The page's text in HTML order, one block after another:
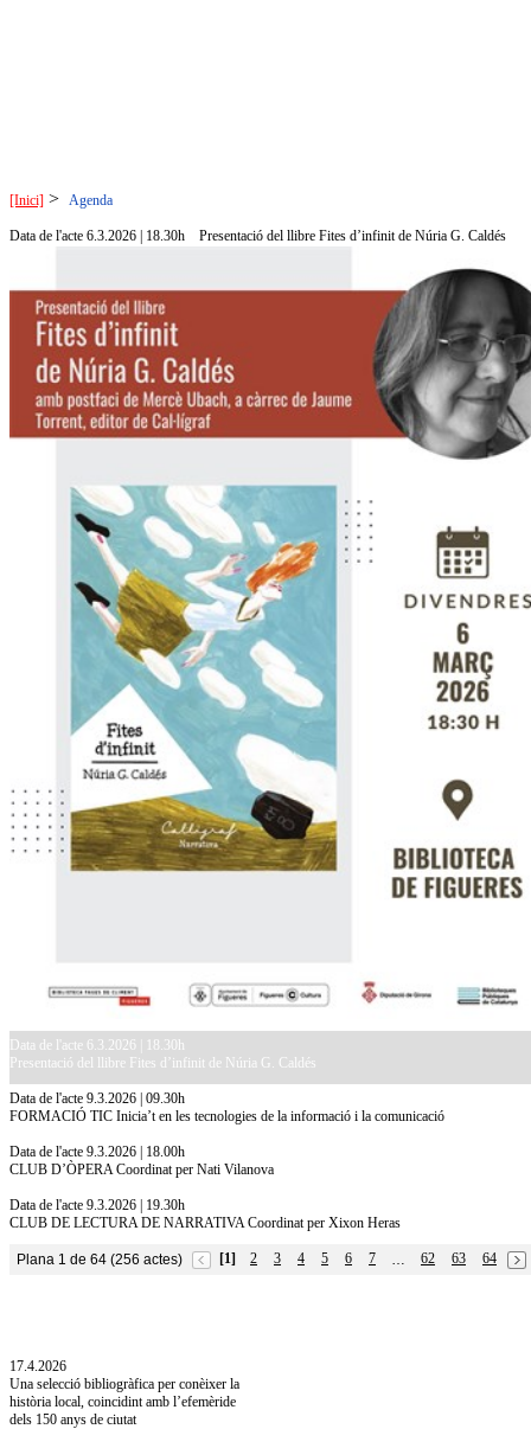
[Inici] > Agenda
Data de l'acte 6.3.2026 | 18.30h Presentació del llibre Fites d’infinit de Núria G. Caldés
Data de l'acte 6.3.2026 | 18.30h
Presentació del llibre Fites d’infinit de Núria G. Caldés
Data de l'acte 9.3.2026 | 09.30h
FORMACIÓ TIC Inicia’t en les tecnologies de la informació i la comunicació
Data de l'acte 9.3.2026 | 18.00h
CLUB D’ÒPERA Coordinat per Nati Vilanova
Data de l'acte 9.3.2026 | 19.30h
CLUB DE LECTURA DE NARRATIVA Coordinat per Xixon Heras
Plana 1 de 64 (256 actes) [1] 2 3 4 5 6 7 … 62 63
64
17.4.2026
Una selecció bibliogràfica per conèixer la
història local, coincidint amb l’efemèride
dels 150 anys de ciutat